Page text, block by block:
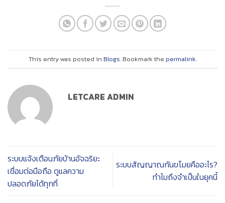
This entry was posted in Blogs. Bookmark the permalink.
LETCARE ADMIN
ระบบแจ้งเตือนภัยบ้านอัจฉริยะ
เชื่อมต่อมือถือ ดูแลความ
ปลอดภัยได้ทุกที่
ระบบสัญญาณกันขโมยคืออะไร?
ทำไมถึงจำเป็นในยุคนี้